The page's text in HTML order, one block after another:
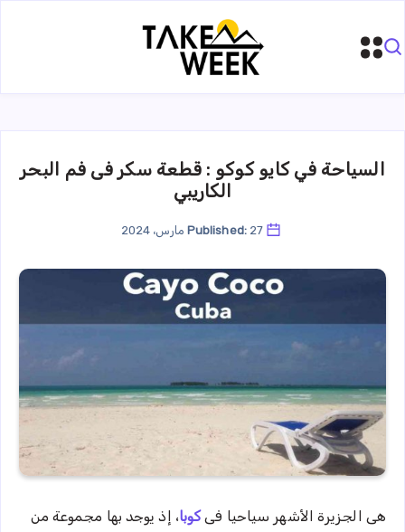
السياحة في كايو كوكو : قطعة سكر فى فم البحر
الكاريبي
Published:27 مارس، 2024
هى الجزيرة الأشهر سياحيا فىكوبا، إذ يوجد بها مجموعة من